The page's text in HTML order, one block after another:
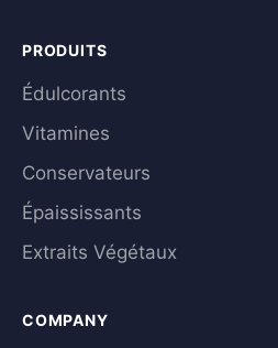
PRODUITS
Édulcorants
Vitamines
Conservateurs
Épaississants
Extraits Végétaux
COMPANY